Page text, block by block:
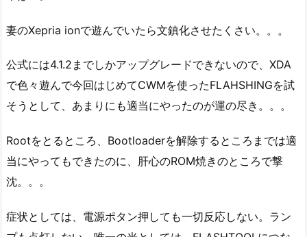
妻のXepria ionで遊んでいたら文鎮化させたくさい。。。
公式には4.1.2までしかアップグレードできないので、XDA
で色々遊んで今回はじめてCWMを使ったFLAHSHINGを試
そうとして、あまりにも適当にやったのが運の尽き。。。
Rootをとるところ、Bootloaderを解除するところまでは適
当にやってもできたのに、肝心のROM焼きのところで撃
沈。。。
症状としては、電源ポタン押しても一切反応しない。ラン